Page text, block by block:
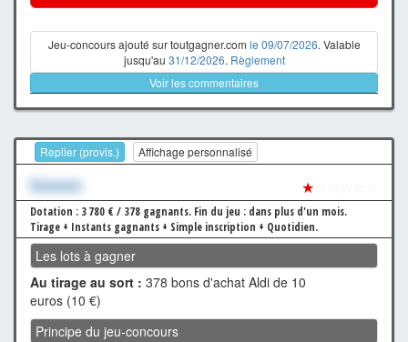
Jeu-concours ajouté sur toutgagner.com le 09/07/2026. Valable
jusqu'au 31/12/2026. Règlement
Voir les commentaires
Replier (provis.) Affichage personnalisé
Xxxxxxx ★
Dotation : 3 780 € / 378 gagnants. Fin du jeu : dans plus d'un mois.
Tirage + Instants gagnants + Simple inscription + Quotidien.
Les lots à gagner
Au tirage au sort : 378 bons d'achat Aldi de 10
euros (10 €)
Principe du jeu-concours